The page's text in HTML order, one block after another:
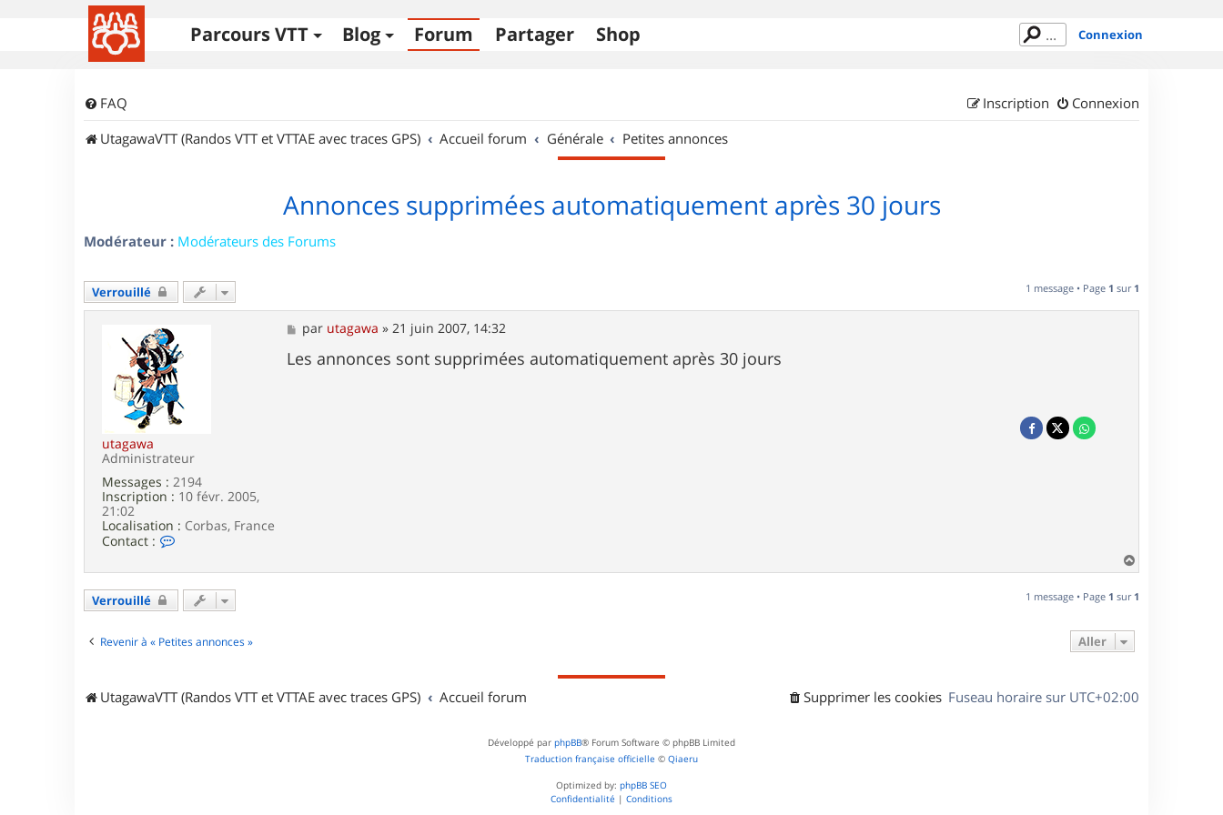
Parcours VTT Blog Forum Partager Shop Connexion
FAQ Connexion
Inscription
UtagawaVTT (Randos VTT et VTTAE avec traces GPS)
Accueil forum Générale Petites annonces
Annonces supprimées automatiquement après 30 jours
Modérateur : Modérateurs des Forums
Verrouillé 1 message • Page 1 sur 1
utagawa
Administrateur
Messages : 2194
Inscription : 10 févr. 2005,
21:02
Localisation : Corbas, France
Contact :
c
e
a
M
e
s
s
par utagawa »21 juin 2007, 14:32
Les annonces sont supprimées automatiquement après 30 jours
a
t
Verrouillé 1 message • Page 1 sur 1
Revenir à « Petites annonces » Aller
UtagawaVTT (Randos VTT et VTTAE avec traces GPS) Accueil forum Fuseau horaire sur UTC+02:00
Supprimer les cookies
Développé par phpBB® Forum Software © phpBB Limited
Traduction française officielle © Qiaeru
Optimized by: phpBB SEO
Confidentialité | Conditions